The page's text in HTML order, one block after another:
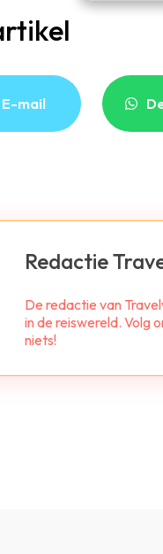
mail
Redactie
De redactie van
in de reiswereld. Volg
niets!